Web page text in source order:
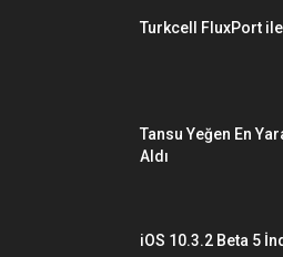
Turkcell FluxPort
Tansu Yeğen En
Aldı
iOS 10.3.2 Beta 5